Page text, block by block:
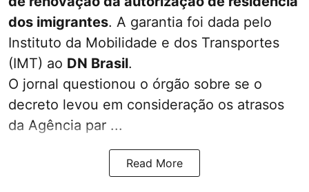
dos imigrantes. A garantia foi dada pelo
Instituto da Mobilidade e dos Transportes
(IMT) ao DN Brasil.
O jornal questionou o órgão sobre se o
decreto levou em consideração os atrasos
da Agência par ...
Read More